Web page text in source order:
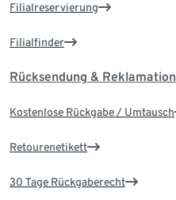
Filialreservierung
Filialfinder
Rücksendung & Reklamation
Kostenlose Rückgabe / Umtausch
Retourenetikett
30 Tage Rückgaberecht